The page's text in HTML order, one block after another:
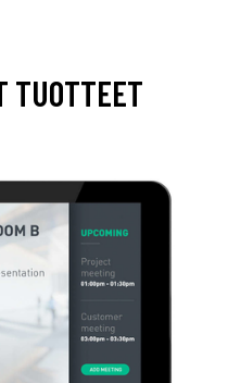
TUOTTEET